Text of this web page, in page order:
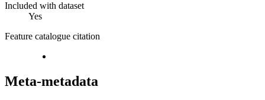
Included with dataset
Yes
Feature catalogue citation
Meta-metadata